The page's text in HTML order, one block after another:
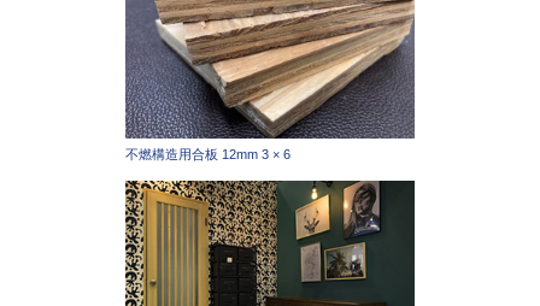
不燃構造用合板 12mm 3 × 6